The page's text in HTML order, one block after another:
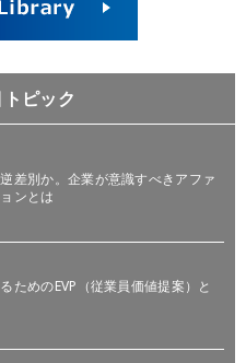
ピック
差別か。企業が意識すべきアファ
ンとは
ためのEVP（従業員価値提案）と